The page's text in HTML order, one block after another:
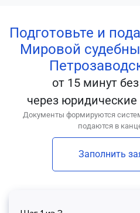
Подготовьте и
Мировой
от 15 минут
через
Документы формируются
подаются в
Заполнить